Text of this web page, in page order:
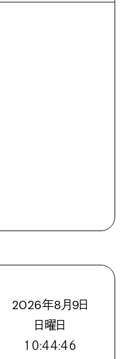
2026年8月9日
日曜日
１０:４４:４７